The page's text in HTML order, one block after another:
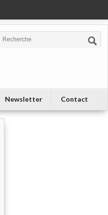
Newsletter Contact